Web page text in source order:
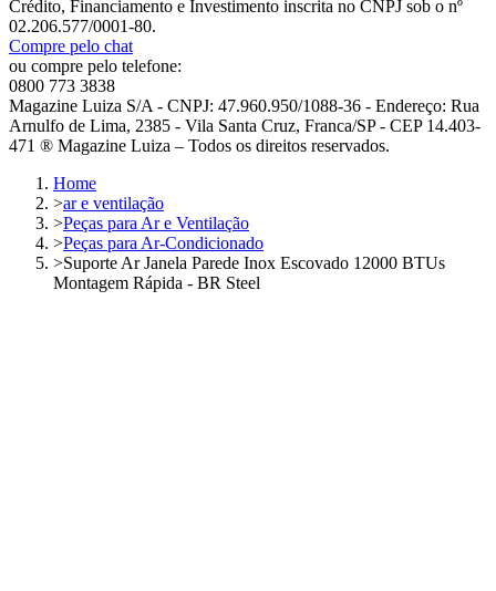
Crédito, Financiamento e Investimento inscrita no CNPJ sob o nº
02.206.577/0001-80.
Compre pelo chat
ou compre pelo telefone:
0800 773 3838
Magazine Luiza S/A - CNPJ: 47.960.950/1088-36 - Endereço: Rua
Arnulfo de Lima, 2385 - Vila Santa Cruz, Franca/SP - CEP 14.403-
471 ® Magazine Luiza – Todos os direitos reservados.
Home
>ar e ventilação
>Peças para Ar e Ventilação
>Peças para Ar-Condicionado
>Suporte Ar Janela Parede Inox Escovado 12000 BTUs
Montagem Rápida - BR Steel